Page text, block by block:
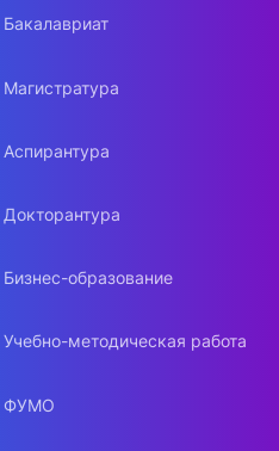
Бакалавриат
Магистратура
Аспирантура
Докторантура
Бизнес-образование
Учебно-методическая работа
ФУМО